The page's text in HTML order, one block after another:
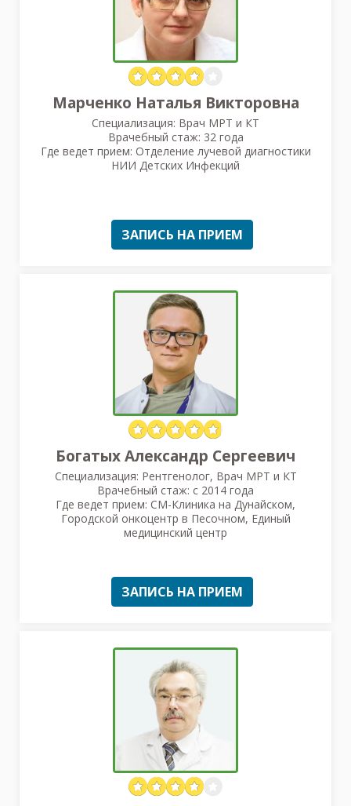
Марченко Наталья Викторовна
Специализация: Врач МРТ и КТ
Врачебный стаж: 32 года
Где ведет прием: Отделение лучевой диагностики
НИИ Детских Инфекций
ЗАПИСЬ НА ПРИЕМ
Богатых Александр Сергеевич
Специализация: Рентгенолог, Врач МРТ и КТ
Врачебный стаж: с 2014 года
Где ведет прием: СМ-Клиника на Дунайском,
Городской онкоцентр в Песочном, Единый
медицинский центр
ЗАПИСЬ НА ПРИЕМ